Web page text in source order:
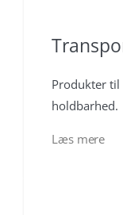
Produkter
holdbarhed.
Læs mere